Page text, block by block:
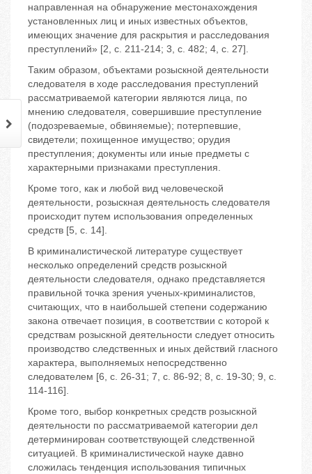
направленная на обнаружение местонахождения
установленных лиц и иных известных объектов,
имеющих значение для раскрытия и расследования
преступлений» [2, с. 211-214; 3, с. 482; 4, с. 27].
Таким образом, объектами розыскной деятельности
следователя в ходе расследования преступлений
рассматриваемой категории являются лица, по
мнению следователя, совершившие преступление
(подозреваемые, обвиняемые); потерпевшие,
свидетели; похищенное имущество; орудия
преступления; документы или иные предметы с
характерными признаками преступления.
Кроме того, как и любой вид человеческой
деятельности, розыскная деятельность следователя
происходит путем использования определенных
средств [5, с. 14].
В криминалистической литературе существует
несколько определений средств розыскной
деятельности следователя, однако представляется
правильной точка зрения ученых-криминалистов,
считающих, что в наибольшей степени содержанию
закона отвечает позиция, в соответствии с которой к
средствам розыскной деятельности следует относить
производство следственных и иных действий гласного
характера, выполняемых непосредственно
следователем [6, с. 26-31; 7, с. 86-92; 8, с. 19-30; 9, с.
114-116].
Кроме того, выбор конкретных средств розыскной
деятельности по рассматриваемой категории дел
детерминирован соответствующей следственной
ситуацией. В криминалистической науке давно
сложилась тенденция использования типичных